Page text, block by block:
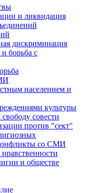
и ликвидация
дискриминация
борьба с
населением и
культуры
совести
против "сект"
со СМИ
и обществе